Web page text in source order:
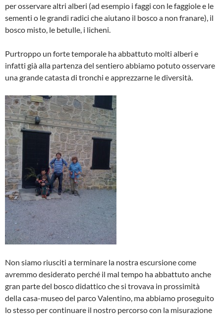
per osservare altri alberi (ad esempio i faggi con le faggiole e le
sementi o le grandi radici che aiutano il bosco a non franare), il
bosco misto, le betulle, i licheni.
Purtroppo un forte temporale ha abbattuto molti alberi e
infatti già alla partenza del sentiero abbiamo potuto osservare
una grande catasta di tronchi e apprezzarne le diversità.
Non siamo riusciti a terminare la nostra escursione come
avremmo desiderato perché il mal tempo ha abbattuto anche
gran parte del bosco didattico che si trovava in prossimità
della casa-museo del parco Valentino, ma abbiamo proseguito
lo stesso per continuare il nostro percorso con la misurazione